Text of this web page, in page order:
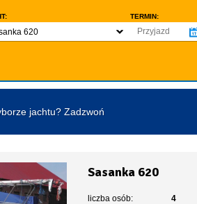
620
TERMIN:
bez patentu / licencji
Koło sterowejachtu? Zadzwoń
Sasanka 620
liczba osób:
4